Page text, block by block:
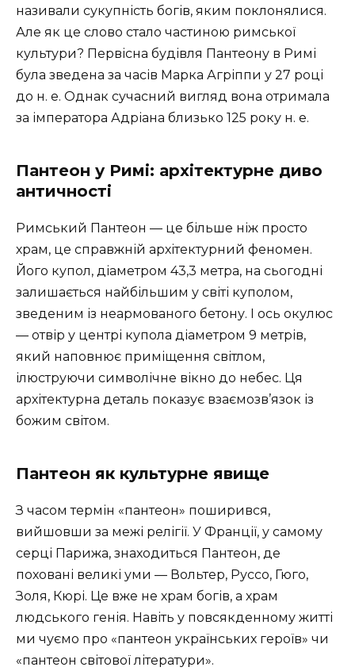
називали сукупність богів, яким поклонялися.
Але як це слово стало частиною римської
культури? Первісна будівля Пантеону в Римі
була зведена за часів Марка Агріппи у 27 році
до н. е. Однак сучасний вигляд вона отримала
за імператора Адріана близько 125 року н. е.
Пантеон у Римі: архітектурне диво
античності
Римський Пантеон — це більше ніж просто
храм, це справжній архітектурний феномен.
Його купол, діаметром 43,3 метра, на сьогодні
залишається найбільшим у світі куполом,
зведеним із неармованого бетону. І ось окулюс
— отвір у центрі купола діаметром 9 метрів,
який наповнює приміщення світлом,
ілюструючи символічне вікно до небес. Ця
архітектурна деталь показує взаємозв’язок із
божим світом.
Пантеон як культурне явище
З часом термін «пантеон» поширився,
вийшовши за межі релігії. У Франції, у самому
серці Парижа, знаходиться Пантеон, де
поховані великі уми — Вольтер, Руссо, Гюго,
Золя, Кюрі. Це вже не храм богів, а храм
людського генія. Навіть у повсякденному житті
ми чуємо про «пантеон українських героїв» чи
«пантеон світової літератури».